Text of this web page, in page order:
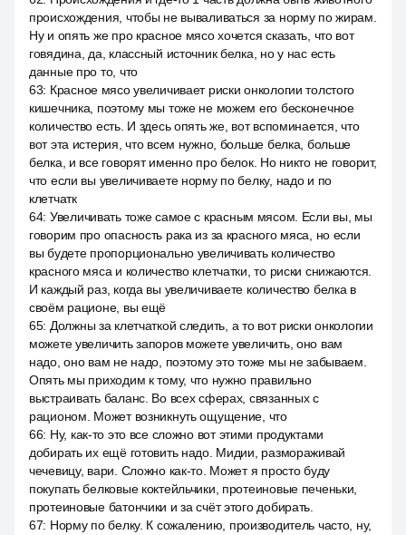
происхождения, чтобы не вываливаться за норму по жирам.
Ну и опять же про красное мясо хочется сказать, что вот
говядина, да, классный источник белка, но у нас есть
данные про то, что
63: Красное мясо увеличивает риски онкологии толстого
кишечника, поэтому мы тоже не можем его бесконечное
количество есть. И здесь опять же, вот вспоминается, что
вот эта истерия, что всем нужно, больше белка, больше
белка, и все говорят именно про белок. Но никто не говорит,
что если вы увеличиваете норму по белку, надо и по
клетчатк
64: Увеличивать тоже самое с красным мясом. Если вы, мы
говорим про опасность рака из за красного мяса, но если
вы будете пропорционально увеличивать количество
красного мяса и количество клетчатки, то риски снижаются.
И каждый раз, когда вы увеличиваете количество белка в
своём рационе, вы ещё
65: Должны за клетчаткой следить, а то вот риски онкологии
можете увеличить запоров можете увеличить, оно вам
надо, оно вам не надо, поэтому это тоже мы не забываем.
Опять мы приходим к тому, что нужно правильно
выстраивать баланс. Во всех сферах, связанных с
рационом. Может возникнуть ощущение, что
66: Ну, как-то это все сложно вот этими продуктами
добирать их ещё готовить надо. Мидии, размораживай
чечевицу, вари. Сложно как-то. Может я просто буду
покупать белковые коктейльчики, протеиновые печеньки,
протеиновые батончики и за счёт этого добирать.
67: Норму по белку. К сожалению, производитель часто, ну,